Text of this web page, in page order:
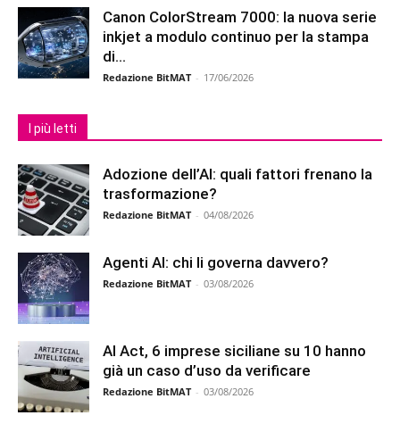
Canon ColorStream 7000: la nuova serie
inkjet a modulo continuo per la stampa
di...
Redazione BitMAT - 17/06/2026
I più letti
Adozione dell’AI: quali fattori frenano la
trasformazione?
Redazione BitMAT - 04/08/2026
Agenti AI: chi li governa davvero?
Redazione BitMAT - 03/08/2026
AI Act, 6 imprese siciliane su 10 hanno
già un caso d’uso da verificare
Redazione BitMAT - 03/08/2026